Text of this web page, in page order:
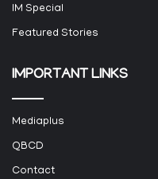
IM Special
Featured Stories
IMPORTANT LINKS
Mediaplus
QBCD
Contact